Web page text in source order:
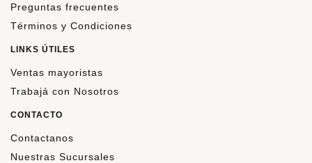
Preguntas frecuentes
Términos y Condiciones
LINKS ÚTILES
Ventas mayoristas
Trabajá con Nosotros
CONTACTO
Contactanos
Nuestras Sucursales